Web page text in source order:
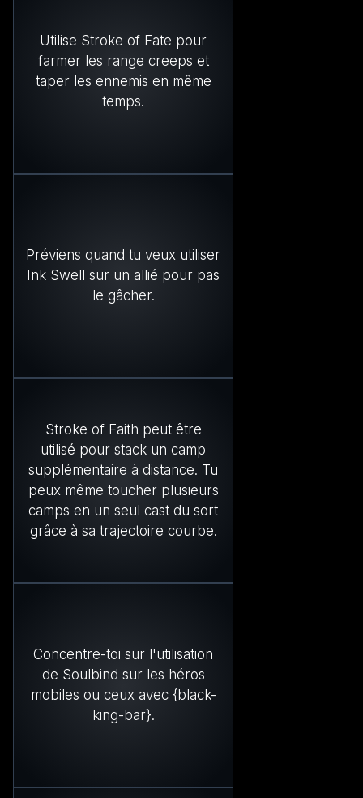
Utilise Stroke of Fate pour
farmer les range creeps et
taper les ennemis en même
temps.
Préviens quand tu veux utiliser
Ink Swell sur un allié pour pas
le gâcher.
Stroke of Faith peut être
utilisé pour stack un camp
supplémentaire à distance. Tu
peux même toucher plusieurs
camps en un seul cast du sort
grâce à sa trajectoire courbe.
Concentre-toi sur l'utilisation
de Soulbind sur les héros
mobiles ou ceux avec {black-
king-bar}.